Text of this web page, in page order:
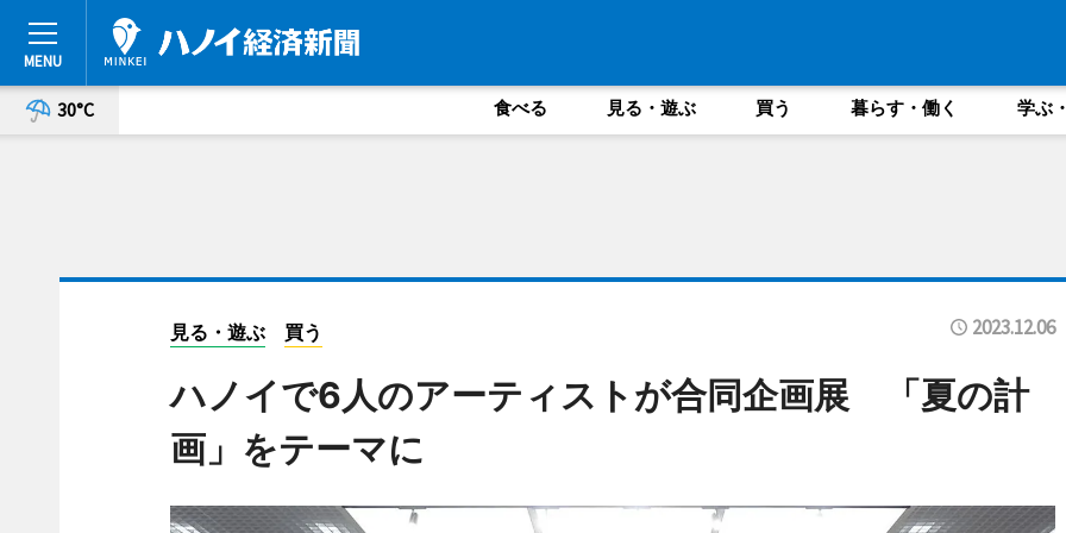
30°C 食べる 見る・遊ぶ 買う 暮らす・働く 学ぶ
見る・遊ぶ 買う 2023.12.06
ハノイで6人のアーティストが合同企画展 「夏の計
画」をテーマに